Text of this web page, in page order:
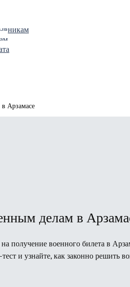
Арзамасе
делам в
получение военного билета в
и узнайте, как законно решить